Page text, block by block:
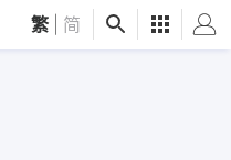
繁 简